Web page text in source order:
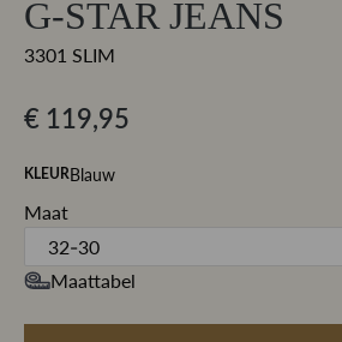
G-STAR JEANS
3301 SLIM
€ 119,95
KLEURBlauw
Maat
Maattabel